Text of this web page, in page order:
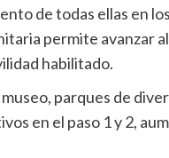
de todas ellas en
permite avanzar
habilitado.
parques de
en el paso 1 y 2,